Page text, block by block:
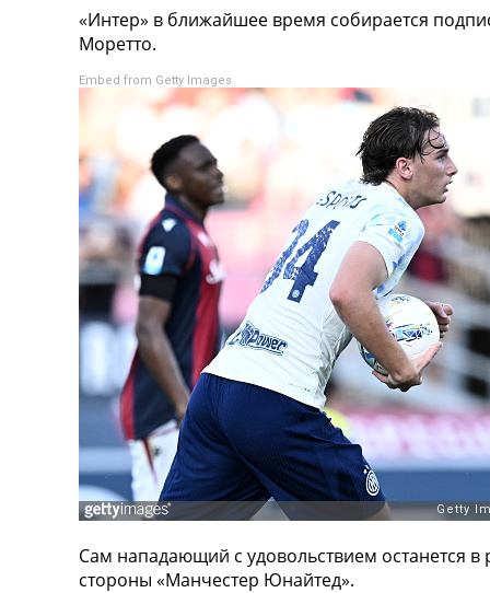
Турниры
Украина. Премьер-Лига
Украина. Первая Лига
Лига Чемпионов
Англия. Премьер Лига
Испания. Ла Лига
Другие Турниры >>>
Таблицы
Таблицы групп Чемпионата Мира
Украина. Премьер-Лига
Украина. Первая Лига
Лига Чемпионов. Таблицы групп
Англия. Премьер-Лига
Испания. Ла Лига
Все таблицы >>>
Рейтинги
Рейтинг стран УЕФА
Рейтинг клубов УЕФА
Рейтинг ФИФА
ТВ программа
UA
«Интер» в ближайшее время собирается
Моретто.
Embed from Getty Images
Сам нападающий с удовольствием останется
стороны «Манчестер Юнайтед».